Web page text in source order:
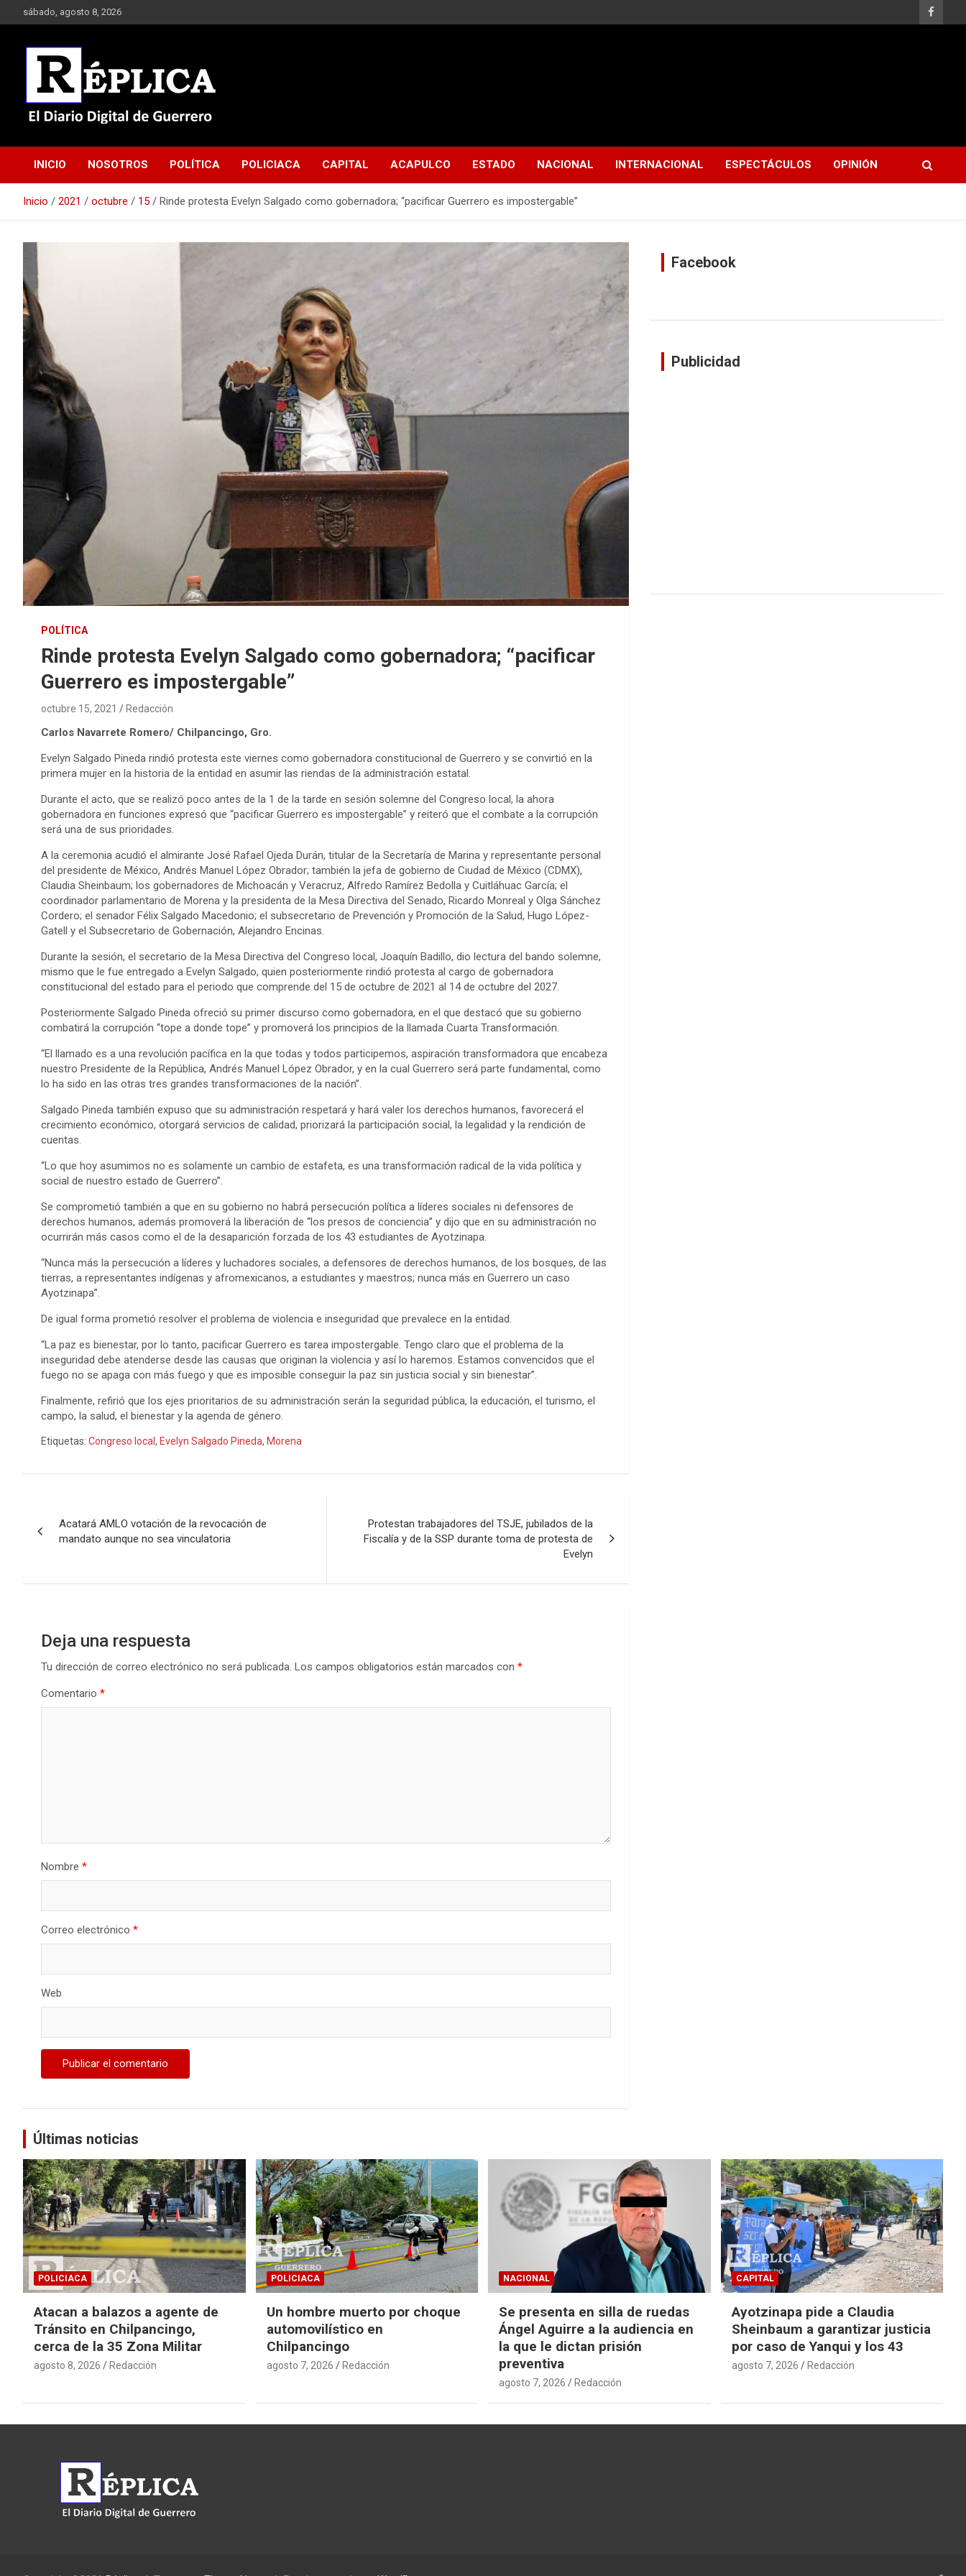
al
sábado, agosto 8, 2026
Réplica
INICIO NOSOTROS POLÍTICA POLICIACA CAPITAL ACAPULCO ESTADO NACIONAL INTERNACIONAL ESPECTÁCULOS OPINIÓN
Inicio 2021 octubre 15 Rinde protesta Evelyn Salgado como gobernadora; “pacificar Guerrero es impostergable”
POLÍTICA
Rinde protesta Evelyn Salgado como gobernadora; “pacificar
Guerrero es impostergable”
octubre 15, 2021 Redacción
Carlos Navarrete Romero/ Chilpancingo, Gro.
Evelyn Salgado Pineda rindió protesta este viernes como gobernadora constitucional de Guerrero y se convirtió en la
primera mujer en la historia de la entidad en asumir las riendas de la administración estatal.
Durante el acto, que se realizó poco antes de la 1 de la tarde en sesión solemne del Congreso local, la ahora
gobernadora en funciones expresó que “pacificar Guerrero es impostergable” y reiteró que el combate a la corrupción
será una de sus prioridades.
A la ceremonia acudió el almirante José Rafael Ojeda Durán, titular de la Secretaría de Marina y representante personal
del presidente de México, Andrés Manuel López Obrador; también la jefa de gobierno de Ciudad de México (CDMX),
Claudia Sheinbaum; los gobernadores de Michoacán y Veracruz, Alfredo Ramírez Bedolla y Cuitláhuac García; el
coordinador parlamentario de Morena y la presidenta de la Mesa Directiva del Senado, Ricardo Monreal y Olga Sánchez
Cordero; el senador Félix Salgado Macedonio; el subsecretario de Prevención y Promoción de la Salud, Hugo López-
Gatell y el Subsecretario de Gobernación, Alejandro Encinas.
Durante la sesión, el secretario de la Mesa Directiva del Congreso local, Joaquín Badillo, dio lectura del bando solemne,
mismo que le fue entregado a Evelyn Salgado, quien posteriormente rindió protesta al cargo de gobernadora
constitucional del estado para el periodo que comprende del 15 de octubre de 2021 al 14 de octubre del 2027.
Posteriormente Salgado Pineda ofreció su primer discurso como gobernadora, en el que destacó que su gobierno
combatirá la corrupción “tope a donde tope” y promoverá los principios de la llamada Cuarta Transformación.
“El llamado es a una revolución pacífica en la que todas y todos participemos, aspiración transformadora que encabeza
nuestro Presidente de la República, Andrés Manuel López Obrador, y en la cual Guerrero será parte fundamental, como
lo ha sido en las otras tres grandes transformaciones de la nación”.
Salgado Pineda también expuso que su administración respetará y hará valer los derechos humanos, favorecerá el
crecimiento económico, otorgará servicios de calidad, priorizará la participación social, la legalidad y la rendición de
cuentas.
“Lo que hoy asumimos no es solamente un cambio de estafeta, es una transformación radical de la vida política y
social de nuestro estado de Guerrero”.
Se comprometió también a que en su gobierno no habrá persecución política a líderes sociales ni defensores de
derechos humanos, además promoverá la liberación de “los presos de conciencia” y dijo que en su administración no
ocurrirán más casos como el de la desaparición forzada de los 43 estudiantes de Ayotzinapa.
“Nunca más la persecución a líderes y luchadores sociales, a defensores de derechos humanos, de los bosques, de las
tierras, a representantes indígenas y afromexicanos, a estudiantes y maestros; nunca más en Guerrero un caso
Ayotzinapa”.
De igual forma prometió resolver el problema de violencia e inseguridad que prevalece en la entidad.
“La paz es bienestar, por lo tanto, pacificar Guerrero es tarea impostergable. Tengo claro que el problema de la
inseguridad debe atenderse desde las causas que originan la violencia y así lo haremos. Estamos convencidos que el
fuego no se apaga con más fuego y que es imposible conseguir la paz sin justicia social y sin bienestar”.
Finalmente, refirió que los ejes prioritarios de su administración serán la seguridad pública, la educación, el turismo, el
campo, la salud, el bienestar y la agenda de género.
Etiquetas: Congreso local , Evelyn Salgado Pineda, Morena
de
Acatará AMLO votación de la revocación de
mandato aunque no sea vinculatoria
Protestan trabajadores del TSJE, jubilados de la
Fiscalía y de la SSP durante toma de protesta de
Evelyn
Deja una respuesta
Tu dirección de correo electrónico no será publicada. Los campos obligatorios están marcados con *
Comentario *
Nombre *
Correo electrónico *
Web
Facebook
Publicidad
Últimas noticias
POLICIACA
Atacan a balazos a agente de
Tránsito en Chilpancingo,
cerca de la 35 Zona Militar
agosto 8, 2026 Redacción
POLICIACA
Un hombre muerto por choque
automovilístico en
Chilpancingo
agosto 7, 2026 Redacción
NACIONAL
Se presenta en silla de ruedas
Ángel Aguirre a la audiencia en
la que le dictan prisión
preventiva
agosto 7, 2026 Redacción
CAPITAL
Ayotzinapa pide a Claudia
Sheinbaum a garantizar justicia
por caso de Yanqui y los 43
agosto 7, 2026 Redacción